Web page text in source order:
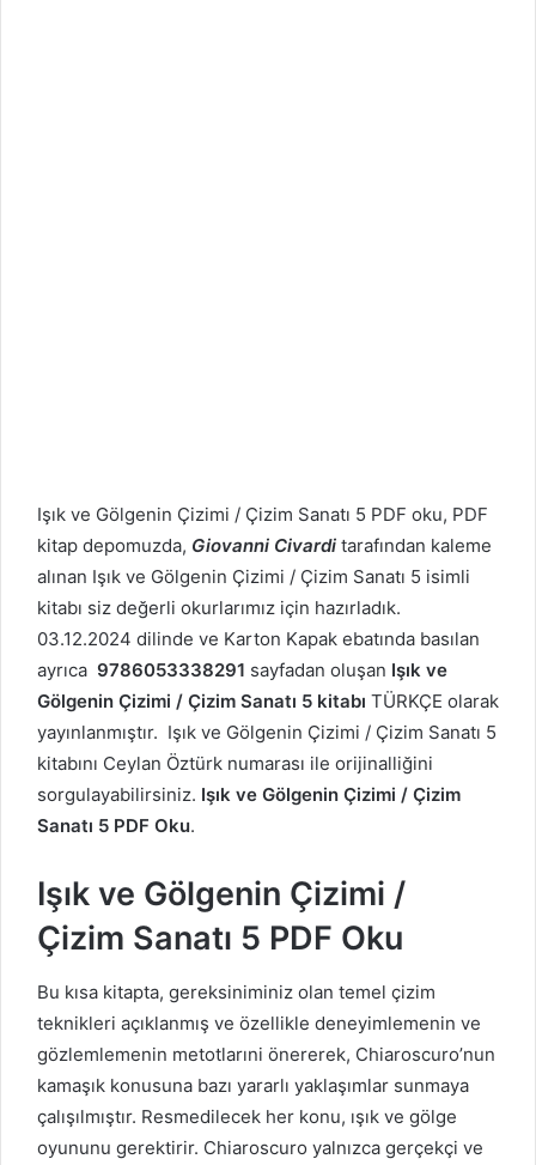
Işık ve Gölgenin Çizimi / Çizim Sanatı 5 PDF oku, PDF
kitap depomuzda, Giovanni Civardi tarafından kaleme
alınan Işık ve Gölgenin Çizimi / Çizim Sanatı 5 isimli
kitabı siz değerli okurlarımız için hazırladık.
03.12.2024 dilinde ve Karton Kapak ebatında basılan
ayrıca 9786053338291 sayfadan oluşan Işık ve
Gölgenin Çizimi / Çizim Sanatı 5 kitabı TÜRKÇE olarak
yayınlanmıştır. Işık ve Gölgenin Çizimi / Çizim Sanatı 5
kitabını Ceylan Öztürk numarası ile orijinalliğini
sorgulayabilirsiniz. Işık ve Gölgenin Çizimi / Çizim
Sanatı 5 PDF Oku.
Işık ve Gölgenin Çizimi /
Çizim Sanatı 5 PDF Oku
Bu kısa kitapta, gereksiniminiz olan temel çizim
teknikleri açıklanmış ve özellikle deneyimlemenin ve
gözlemlemenin metotlarıni önererek, Chiaroscuro’nun
kamaşık konusuna bazı yararlı yaklaşımlar sunmaya
çalışılmıştır. Resmedilecek her konu, ışık ve gölge
oyununu gerektirir. Chiaroscuro yalnızca gerçekçi ve